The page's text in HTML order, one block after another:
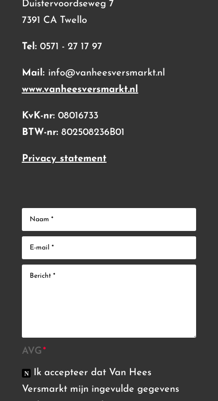
Duistervoordseweg 7
7391 CA Twello
Tel: 0571 - 27 17 97
Mail: info@vanheesversmarkt.nl
www.vanheesversmarkt.nl
KvK-nr: 08016733
BTW-nr: 802508236B01
Privacy statement
AVG
Ik accepteer dat Van Hees
Versmarkt mijn ingevulde gegevens